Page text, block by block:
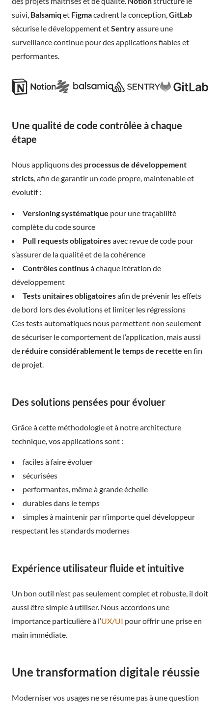
suivi, Balsamiq et Figmacadrent la conception,GitLab
sécurise le développement etSentryassure une
surveillance continue pour des applications fiables et
performantes.
Une qualité de code contrôlée à chaque
étape
Nous appliquons des processus de développement
stricts, afin de garantir un code propre, maintenable et
évolutif :
Versioning systématique pour une traçabilité
complète du code source
Pull requests obligatoiresavec revue de code pour
s’assurer de la qualité et de la cohérence
Contrôles continusà chaque itération de
développement
Tests unitaires obligatoiresafin de prévenir les effets
de bord lors des évolutions et limiter les régressions
Ces tests automatiques nous permettent non seulement
de sécuriser le comportement de l’application, mais aussi
de réduire considérablement le temps de recette en fin
de projet.
Des solutions pensées pour évoluer
Grâce à cette méthodologie et à notre architecture
technique, vos applications sont :
faciles à faire évoluer
sécurisées
performantes, même à grande échelle
durables dans le temps
simples à maintenir par n’importe quel développeur
respectant les standards modernes
Expérience utilisateur fluide et intuitive
Un bon outil n’est pas seulement complet et robuste, il doit
aussi être simple à utiliser. Nous accordons une
importance particulière à l’UX/UI pour offrir une prise en
main immédiate.
Une transformation digitale réussie
Moderniser vos usages ne se résume pas à une question